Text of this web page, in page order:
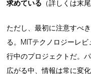
求めている （詳しくは末
ただし、最初に注意すべ
る。MITテクノロジーレ
行中のプロジェクトだ。
広がる中、情報は常に変